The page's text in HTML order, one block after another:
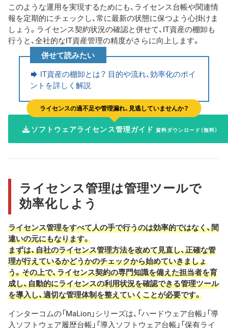
このような運用を実現するためにも、ライセンス台帳や関連情
報を定期的にチェックし、常に最新の状態に保つよう心掛けま
しょう。ライセンス契約状況の確認と併せて、IT資産の棚卸も
行うと、全社的なIT資産管理の精度がさらに向上します。
併せて読みたい
IT資産の棚卸とは？ 目的や流れ、効率化のポイ
ントを詳しく解説
ライセンスの過不足や管理漏れ、見逃していませんか？
ソフトウェアライセンス管理ガイド 資料ダウンロード（無料）
ライセンス管理は管理ツールで
効率化しよう
ライセンス管理をすべて人の手で行うのは効率的ではなく、間
違いの元にもなります。
まずは、自社のライセンス管理方法を改めて見直し、正確な管
理が行えているかどうかのチェックから始めていきましょ
う。その上で、ライセンス契約の専門知識を備えた担当者を育
成し、自動的にライセンスの利用状況を確認できる管理ツール
を導入し、適切な管理体制を整えていくことが必要です。
インターコムの「MaLion」シリーズは、「ハードウェア台帳」「導
入ソフトウェア履歴台帳」「導入ソフトウェア台帳」「保有ライ